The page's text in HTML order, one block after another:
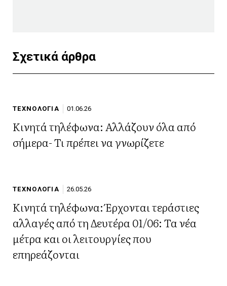
Σχετικά άρθρα
ΤΕΧΝΟΛΟΓΙΑ 01.06.26
Κινητά τηλέφωνα: Αλλάζουν όλα από
σήμερα- Τι πρέπει να γνωρίζετε
ΤΕΧΝΟΛΟΓΙΑ 26.05.26
Κινητά τηλέφωνα: Έρχονται τεράστιες
αλλαγές από τη Δευτέρα 01/06: Τα νέα
μέτρα και οι λειτουργίες που
επηρεάζονται